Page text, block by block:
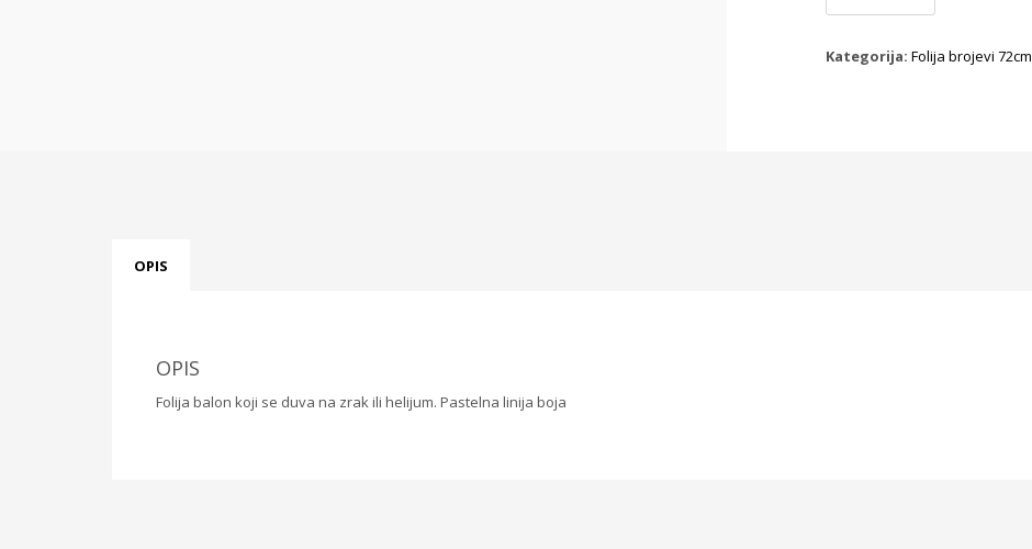
plavi
količina
Kategorija: Folija brojevi 72cm
OPIS
OPIS
Folija balon koji se duva na zrak ili helijum. Pastelna linija boja